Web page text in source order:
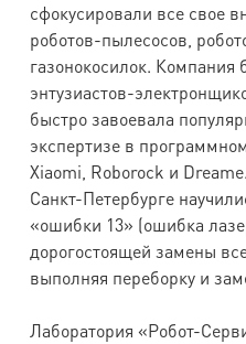
сфокусировали все свое
роботов-пылесосов,
газонокосилок. Компания
энтузиастов-
быстро завоевала
экспертизе в
Xiaomi, Roborock и
Санкт-Петербурге
«ошибки 13» (ошибка
дорогостоящей замены
выполняя переборку и
Лаборатория «Робот-